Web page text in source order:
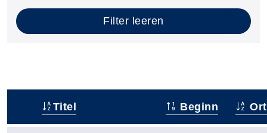
Filter leeren
Titel Beginn Ort